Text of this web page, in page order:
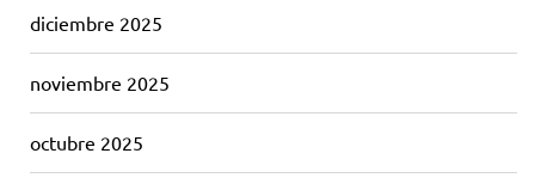
diciembre 2025
noviembre 2025
octubre 2025